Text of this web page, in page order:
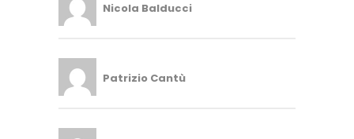
Nicola Balducci
Patrizio Cantù